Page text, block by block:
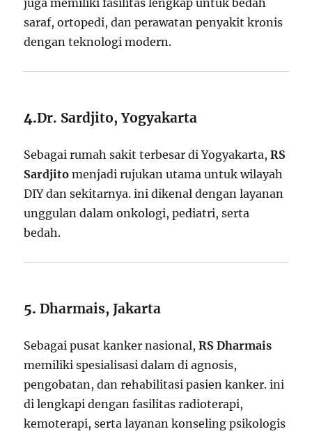
juga memiliki fasilitas lengkap untuk bedah
saraf, ortopedi, dan perawatan penyakit kronis
dengan teknologi modern.
4.Dr. Sardjito, Yogyakarta
Sebagai rumah sakit terbesar di Yogyakarta,RS
Sardjito menjadi rujukan utama untuk wilayah
DIY dan sekitarnya. ini dikenal dengan layanan
unggulan dalam onkologi, pediatri, serta
bedah.
5. Dharmais, Jakarta
Sebagai pusat kanker nasional,RS Dharmais
memiliki spesialisasi dalam di agnosis,
pengobatan, dan rehabilitasi pasien kanker. ini
di lengkapi dengan fasilitas radioterapi,
kemoterapi, serta layanan konseling psikologis